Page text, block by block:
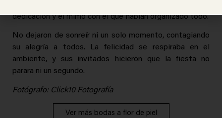
dedicación y el mimo con el que habían organizado todo.
No dejaron de sonreír ni un solo momento, contagiando
su alegría a todos. La felicidad se respiraba en el
ambiente, y sus invitados hicieron que la fiesta no
parara ni un segundo.
Fotógrafo: Click10 Fotografía
Ver más bodas a flor de piel